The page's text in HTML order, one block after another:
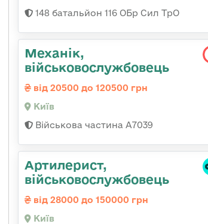
148 батальйон 116 ОБр Сил ТрО
Механік,
військовослужбовець
від 20500 до 120500 грн
Київ
Військова частина А7039
Артилерист,
військовослужбовець
від 28000 до 150000 грн
Київ